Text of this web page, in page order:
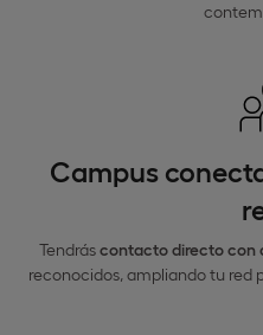
Campus
Tendráscontacto directo con
reconocidos, ampliando tu red